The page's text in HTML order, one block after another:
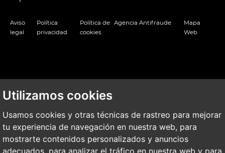
Utilizamos cookies
Usamos cookies y otras técnicas de rastreo para mejorar
tu experiencia de navegación en nuestra web, para
mostrarte contenidos personalizados y anuncios
adecuados, para analizar el tráfico en nuestra web y para
Aviso
legal
Política
privacidad
Política de
cookies
Agencia Antifraude
Mapa
Web